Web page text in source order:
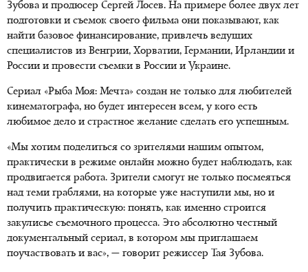
Зубова и продюсер Сергей Лосев. На примере более двух лет
подготовки и съемок своего фильма они показывают, как
найти базовое финансирование, привлечь ведущих
специалистов из Венгрии, Хорватии, Германии, Ирландии и
России и провести съемки в России и Украине.
Сериал «Рыба Моя: Мечта» создан не только для любителей
кинематографа, но будет интересен всем, у кого есть
любимое дело и страстное желание сделать его успешным.
«Мы хотим поделиться со зрителями нашим опытом,
практически в режиме онлайн можно будет наблюдать, как
продвигается работа. Зрители смогут не только посмеяться
над теми граблями, на которые уже наступили мы, но и
получить практическую: понять, как именно строится
закулисье съемочного процесса. Это абсолютно честный
документальный сериал, в котором мы приглашаем
поучаствовать и вас», — говорит режиссер Тая Зубова.